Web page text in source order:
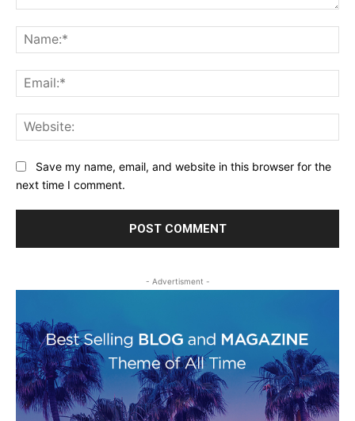
Save my name, email, and website in this browser for the
next time I comment.
- Advertisment -